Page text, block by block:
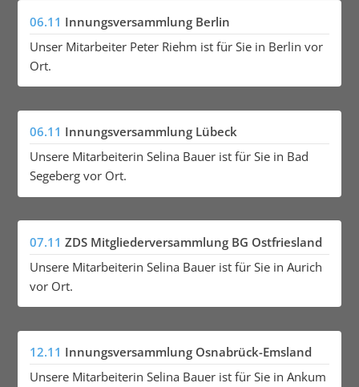
06.11 Innungsversammlung Berlin
Unser Mitarbeiter Peter Riehm ist für Sie in Berlin vor
Ort.
06.11 Innungsversammlung Lübeck
Unsere Mitarbeiterin Selina Bauer ist für Sie in Bad
Segeberg vor Ort.
07.11 ZDS Mitgliederversammlung BG Ostfriesland
Unsere Mitarbeiterin Selina Bauer ist für Sie in Aurich
vor Ort.
12.11 Innungsversammlung Osnabrück-Emsland
Unsere Mitarbeiterin Selina Bauer ist für Sie in Ankum